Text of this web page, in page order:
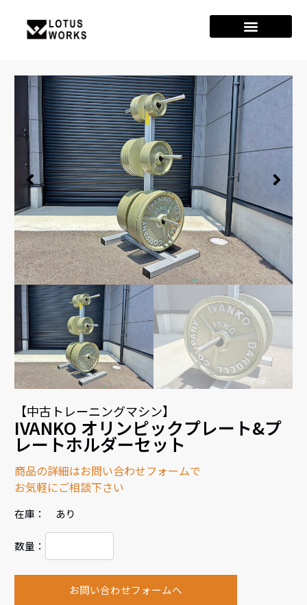
【中古トレーニングマシン】
IVANKO オリンピックプレート&プ
レートホルダーセット
商品の詳細はお問い合わせフォームで
お気軽にご相談下さい
在庫： あり
数量：
お問い合わせフォームへ